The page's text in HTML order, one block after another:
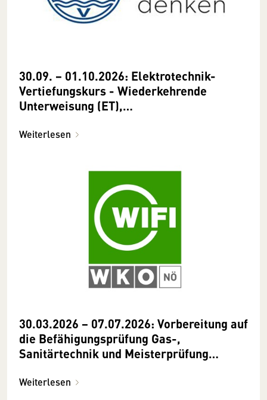
30.09. − 01.10.2026: Elektrotechnik-
Vertiefungskurs - Wiederkehrende
Unterweisung (ET),
Weiterlesen
30.03.2026 − 07.07.2026: Vorbereitung auf
die Befähigungsprüfung Gas-,
Sanitärtechnik und Meisterprüfung
Weiterlesen